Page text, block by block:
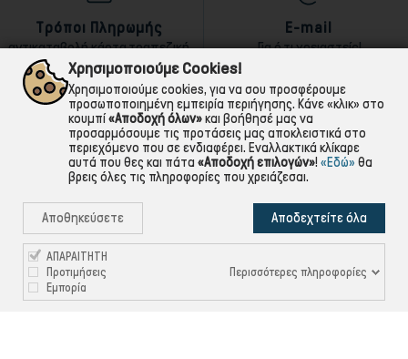
Τρόποι Πληρωμής
αντικαταβολή,κάρτα,τραπεζική
E-mail
Για ό,τι χρειαστείς!
Χρησιμοποιούμε Cookies!
Χρησιμοποιούμε cookies, για να σου προσφέρουμε
προσωποποιημένη εμπειρία περιήγησης. Κάνε «κλικ» στο
κουμπί«Αποδοχή όλων»και βοήθησέ μας να
προσαρμόσουμε τις προτάσεις μας αποκλειστικά στο
περιεχόμενο που σε ενδιαφέρει. Εναλλακτικά κλίκαρε
αυτά που θες και πάτα «Αποδοχή επιλογών»! «Εδώ» θα
βρεις όλες τις πληροφορίες που χρειάζεσαι.
Αποθηκεύσετε Αποδεχτείτε όλα
ΑΠΑΡΑΙΤΗΤΗ
Προτιμήσεις
Εμπορία
Περισσότερες πληροφορίες